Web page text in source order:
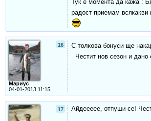
Тук е момента да кажа :
радост приемам всякакви
16
Мариус
04-01-2013 11:15
С толкова бонуси ще
Честит нов сезон и дано
17 Айдеееее, отпуши се!